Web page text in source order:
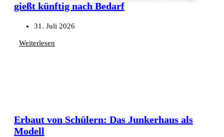
gießt künftig nach Bedarf
31. Juli 2026
Weiterlesen
Erbaut von Schülern: Das Junkerhaus als
Modell